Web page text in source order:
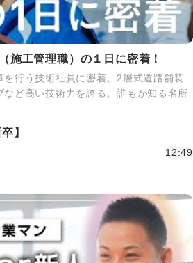
施工管理職）の１日に密着！
行う技術社員に密着。2層式道路舗装
ど高い技術力を誇る。誰もが知る名所
】
12:49